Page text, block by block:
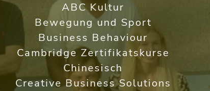
ABC Kultur
Bewegung und Sport
Business Behaviour
Cambridge Zertifikatskurse
Chinesisch
Creative Business Solutions